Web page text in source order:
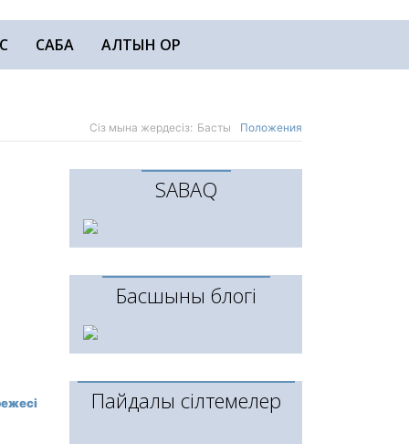
САБАҚ АЛТЫН ҚОР
Сіз мына жердесіз: Басты Положения
SABAQ
Басшының блогі
Пайдалы сілтемелер